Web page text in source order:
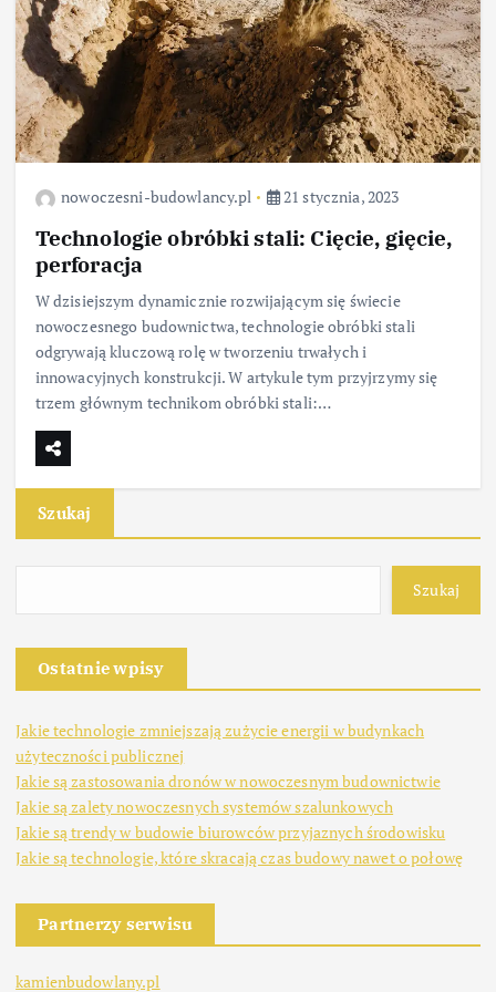
nowoczesni-budowlancy.pl 21 stycznia, 2023
Technologie obróbki stali: Cięcie, gięcie,
perforacja
W dzisiejszym dynamicznie rozwijającym się świecie
nowoczesnego budownictwa, technologie obróbki stali
odgrywają kluczową rolę w tworzeniu trwałych i
innowacyjnych konstrukcji. W artykule tym przyjrzymy się
trzem głównym technikom obróbki stali:…
Szukaj
Szukaj
Ostatnie wpisy
Jakie technologie zmniejszają zużycie energii w budynkach
użyteczności publicznej
Jakie są zastosowania dronów w nowoczesnym budownictwie
Jakie są zalety nowoczesnych systemów szalunkowych
Jakie są trendy w budowie biurowców przyjaznych środowisku
Jakie są technologie, które skracają czas budowy nawet o połowę
Partnerzy serwisu
kamienbudowlany.pl